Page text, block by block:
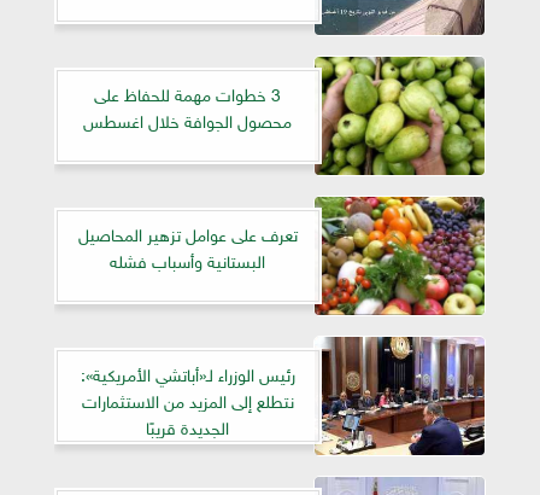
3 خطوات مهمة للحفاظ على
محصول الجوافة خلال اغسطس
تعرف على عوامل تزهير المحاصيل
البستانية وأسباب فشله
رئيس الوزراء لـ«أباتشي الأمريكية»:
نتطلع إلى المزيد من الاستثمارات
الجديدة قريبًا